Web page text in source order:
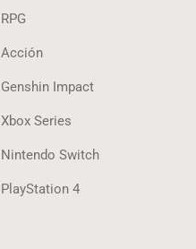
RPG
Acción
Genshin Impact
Xbox Series
Nintendo Switch
PlayStation 4